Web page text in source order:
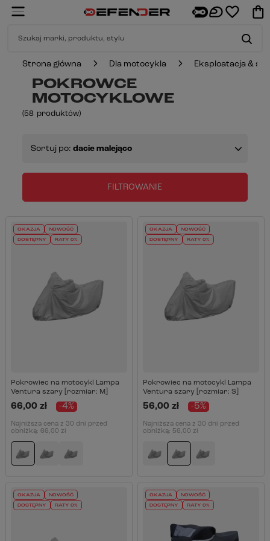
Strona główna Dla motocykla Eksploatacja &
POKROWCE
MOTOCYKLOWE
(58 produktów)
Sortuj po: dacie malejąco
FILTROWANIE
OKAZJA NOWOŚĆ
DOSTĘPNY RATY 0%
Pokrowiec na motocykl Lampa
Ventura szary [rozmiar: M]
66,00 zł -4%
Najniższa cena z 30 dni przed
obniżką: 66,00 zł
OKAZJA NOWOŚĆ
DOSTĘPNY RATY 0%
Pokrowiec na motocykl Lampa
Ventura szary [rozmiar: S]
56,00 zł -5%
Najniższa cena z 30 dni przed
obniżką: 56,00 zł
OKAZJA NOWOŚĆ
DOSTĘPNY RATY 0%
OKAZJA NOWOŚĆ
DOSTĘPNY RATY 0%